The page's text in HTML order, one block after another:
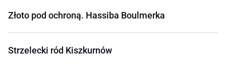
Złoto pod ochroną. Hassiba Boulmerka
Strzelecki ród Kiszkurnów